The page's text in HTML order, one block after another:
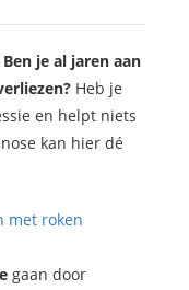
Ben je al jaren aan
Heb je
en helpt niets
kan hier dé
gaan door